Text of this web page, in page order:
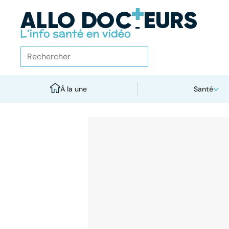
À la une Santé